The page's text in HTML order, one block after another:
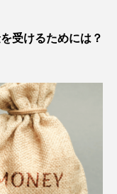
受けるためには？